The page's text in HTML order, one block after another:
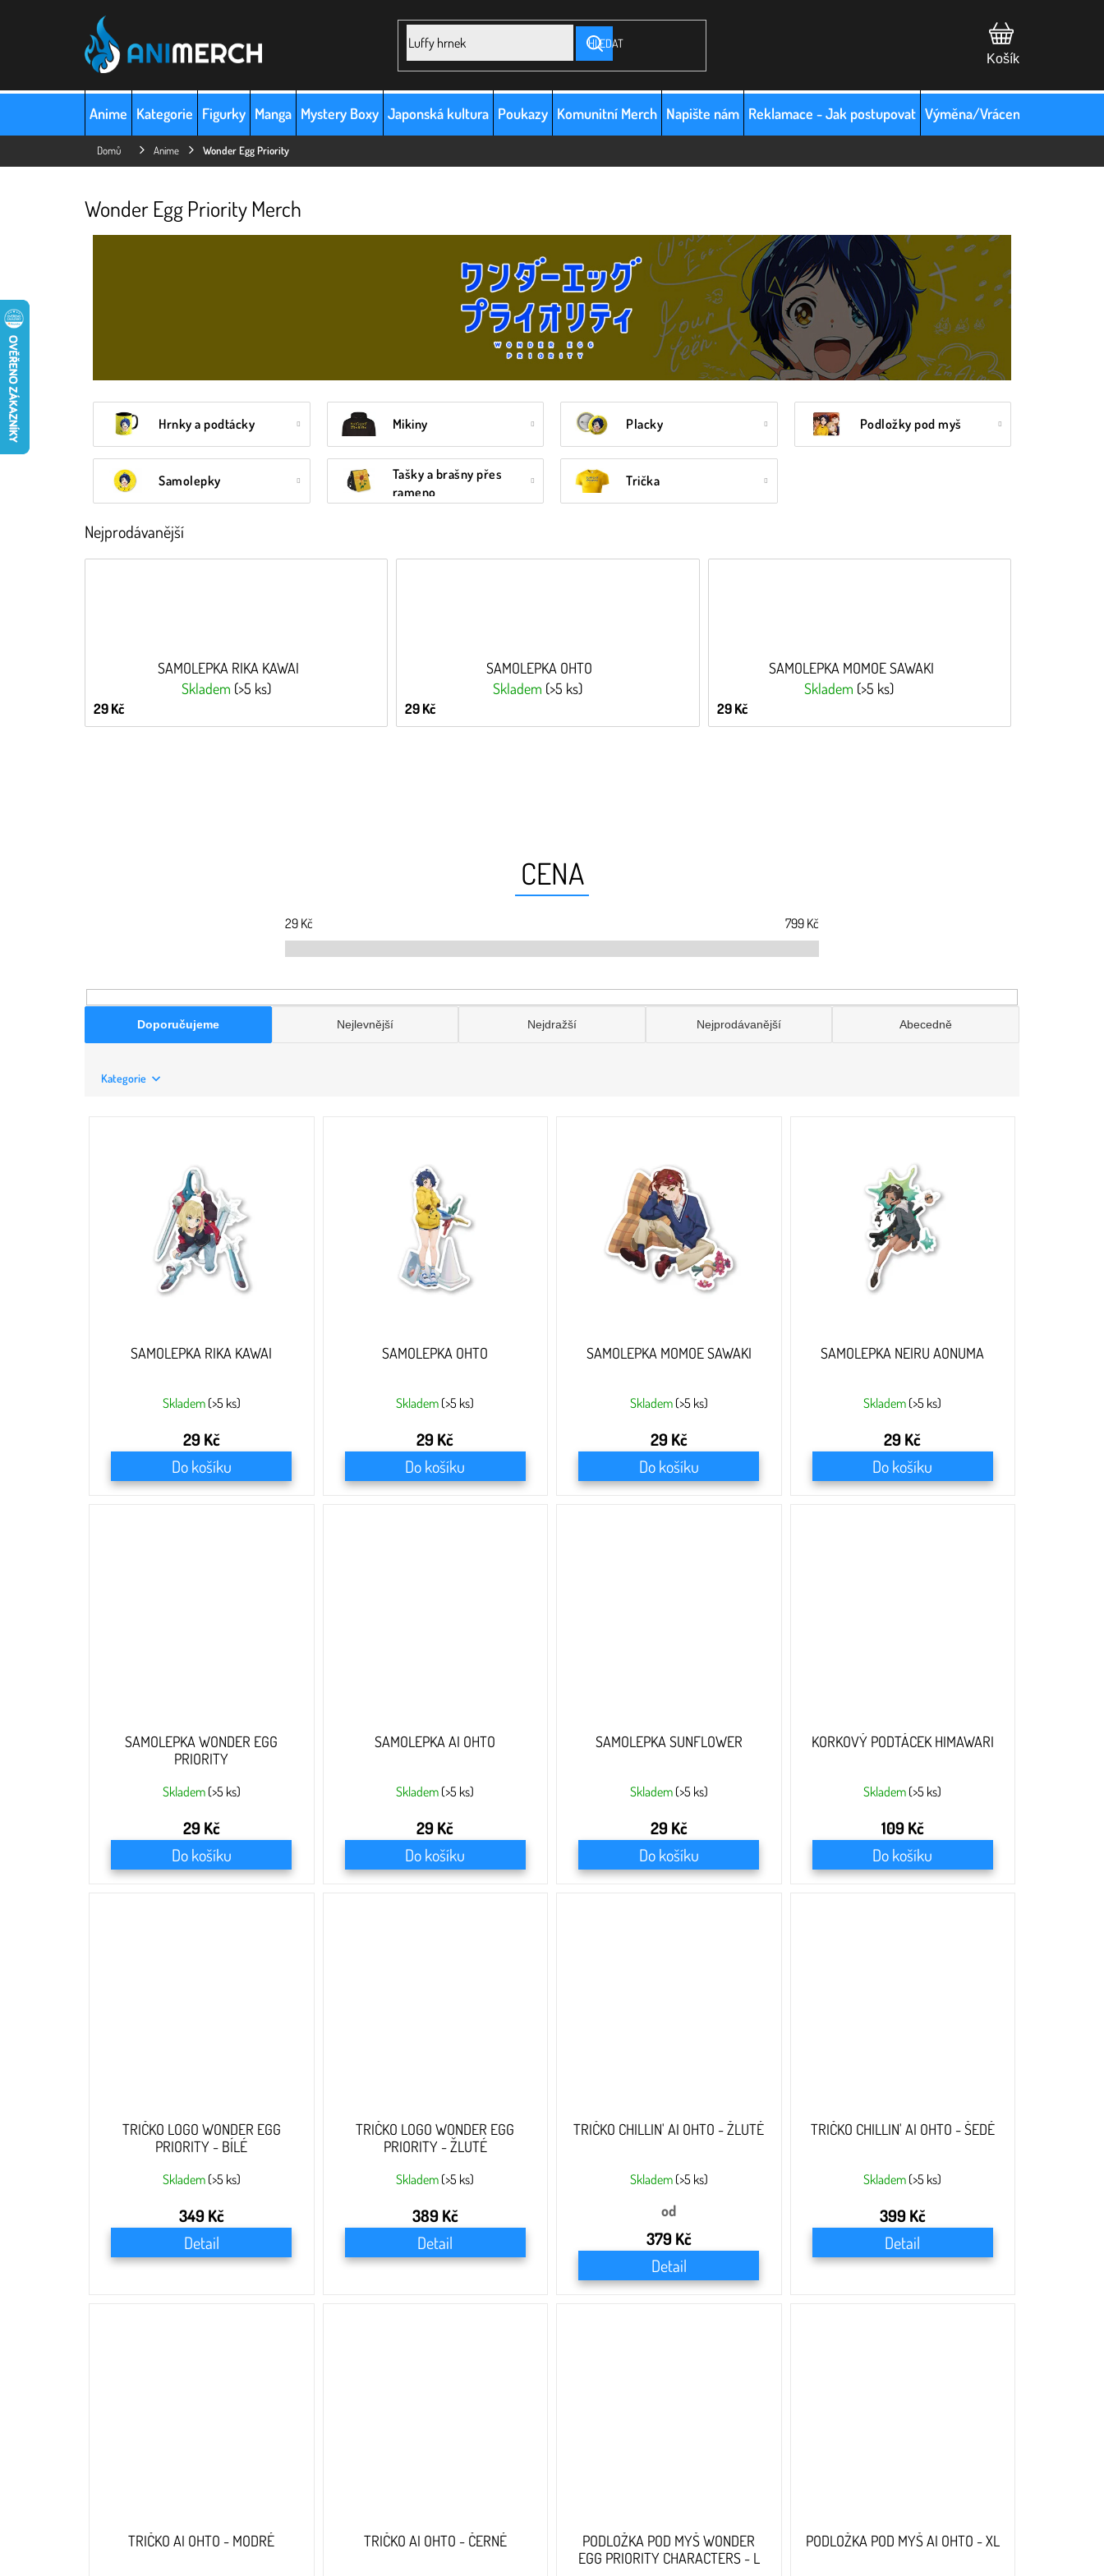
HLEDAT
Anime Kategorie Figurky Manga Mystery Boxy Japonská kultura Poukazy Komunitní Merch Napište nám Reklamace - Jak postupovat Výměna/Vrácení zboží
Domů Anime Wonder Egg Priority
Wonder Egg Priority Merch
Hrnky a podtácky Mikiny Placky Podložky pod myš
Samolepky
Tašky a brašny přes
rameno
Trička
Nejprodávanější
SAMOLEPKA RIKA KAWAI
Skladem (>5 ks)
29 Kč
SAMOLEPKA OHTO
Skladem (>5 ks)
29 Kč
SAMOLEPKA MOMOE SAWAKI
Skladem (>5 ks)
29 Kč
CENA
29 Kč 799 Kč
Doporučujeme Nejlevnější Nejdražší Nejprodávanější Abecedně
Kategorie
SAMOLEPKA RIKA KAWAI
Skladem (>5 ks)
29 Kč
Do košíku
SAMOLEPKA OHTO
Skladem (>5 ks)
29 Kč
Do košíku
SAMOLEPKA MOMOE SAWAKI
Skladem (>5 ks)
29 Kč
Do košíku
SAMOLEPKA NEIRU AONUMA
Skladem (>5 ks)
29 Kč
Do košíku
SAMOLEPKA WONDER EGG
PRIORITY
Skladem (>5 ks)
29 Kč
Do košíku
SAMOLEPKA AI OHTO
Skladem (>5 ks)
29 Kč
Do košíku
SAMOLEPKA SUNFLOWER
Skladem (>5 ks)
29 Kč
Do košíku
KORKOVÝ PODTÁCEK HIMAWARI
Skladem (>5 ks)
109 Kč
Do košíku
TRIČKO LOGO WONDER EGG
PRIORITY - BÍLÉ
Skladem (>5 ks)
349 Kč
Detail
TRIČKO LOGO WONDER EGG
PRIORITY - ŽLUTÉ
Skladem (>5 ks)
389 Kč
Detail
TRIČKO CHILLIN' AI OHTO - ŽLUTÉ
Skladem (>5 ks)
od
379 Kč
Detail
TRIČKO CHILLIN' AI OHTO - ŠEDÉ
Skladem (>5 ks)
399 Kč
Detail
TRIČKO AI OHTO - MODRÉ TRIČKO AI OHTO - ČERNÉ
PODLOŽKA POD MYŠ WONDER
EGG PRIORITY CHARACTERS - L
PODLOŽKA POD MYŠ AI OHTO - XL